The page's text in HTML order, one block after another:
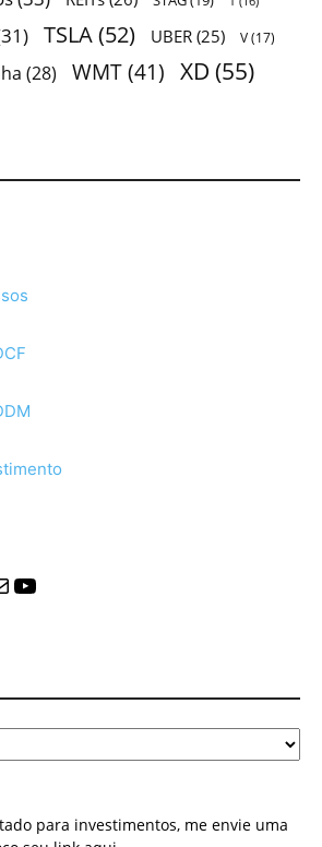
TSLA(52) UBER (25) V(17)
(28) WMT (41) XD (55)
YouTube
para investimentos, me envie uma